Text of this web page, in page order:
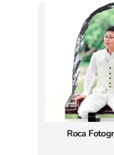
Roca